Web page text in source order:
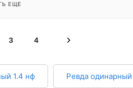
ЕЩЕ
3 4
1.4 нф Ревда одинарный